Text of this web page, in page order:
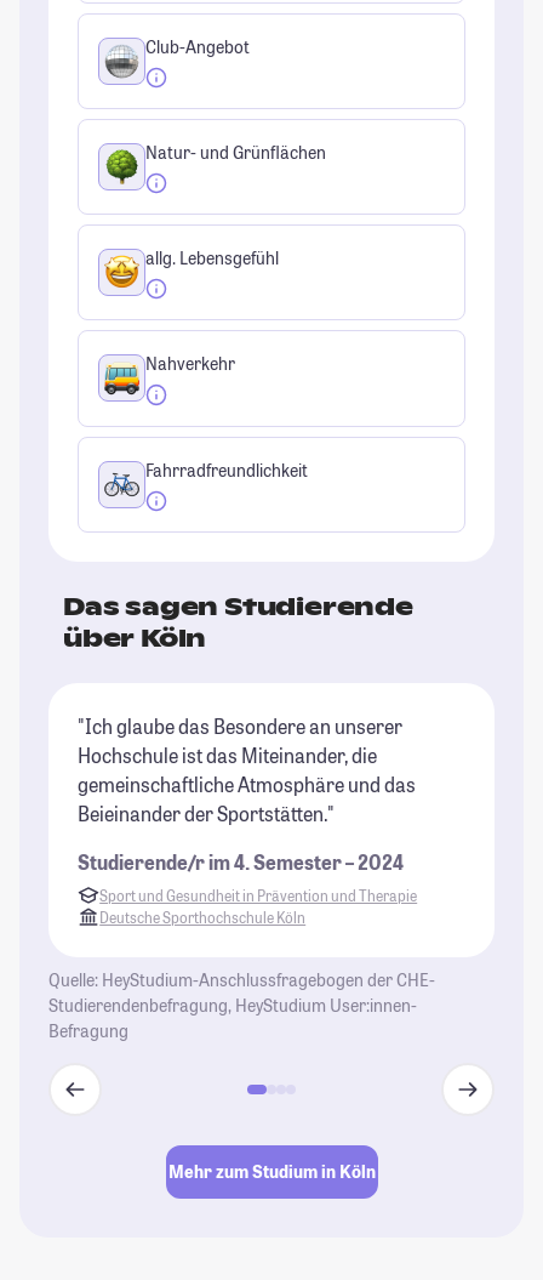
Club-Angebot
Natur- und Grünflächen
allg. Lebensgefühl
Nahverkehr
Fahrradfreundlichkeit
Das sagen Studierende
über Köln
"Ich glaube das Besondere an unserer
Hochschule ist das Miteinander, die
gemeinschaftliche Atmosphäre und das
Beieinander der Sportstätten."
Studierende/r im 4. Semester – 2024
Sport und Gesundheit in Prävention und Therapie
Deutsche Sporthochschule Köln
Quelle: HeyStudium-Anschlussfragebogen der CHE-
Studierendenbefragung, HeyStudium User:innen-
Befragung
Mehr zum Studium in Köln